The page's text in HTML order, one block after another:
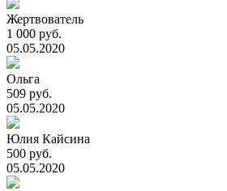
Жертвователь
1 000 руб.
05.05.2020
Ольга
509 руб.
05.05.2020
Юлия Кайсина
500 руб.
05.05.2020